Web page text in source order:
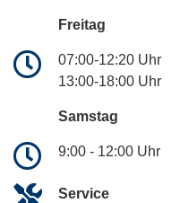
Freitag
07:00-12:20 Uhr
13:00-18:00 Uhr
Samstag
9:00 - 12:00 Uhr
Service